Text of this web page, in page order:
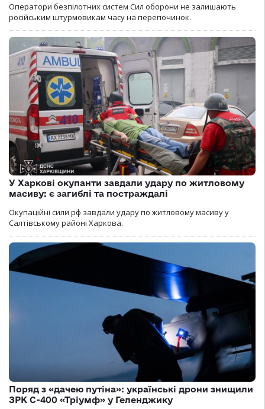
Оператори безпілотних систем Сил оборони не залишають
російським штурмовикам часу на перепочинок.
У Харкові окупанти завдали удару по житловому
масиву: є загиблі та постраждалі
Окупаційні сили рф завдали удару по житловому масиву у
Салтівському районі Харкова.
Поряд з «дачею путіна»: українські дрони знищили
ЗРК С-400 «Тріумф» у Геленджику